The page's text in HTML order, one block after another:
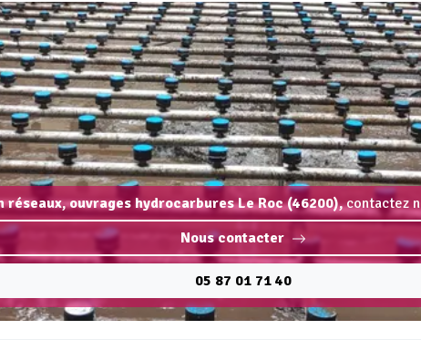
ouvrages hydrocarbures Le Roc (46200),contactez
Nous contacter
05 87 01 71 40